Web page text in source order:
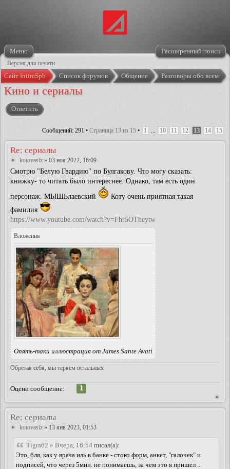
Меню Расширенный поиск
Версия для печати
Сайт IntimSpb Список форумов Общение Разговоры обо всем
Кино и сериалы
Ответить
Сообщений: 291 • Страница 13 из 15 • 1 ... 10 11 12 13 14 15
Re: сериалы
kotovasiz » 03 ноя 2022, 16:09
Смотрю "Белую Гвардию" по Булгакову. Что могу сказать:
книжку- то читать было интереснее. Однако, там есть один
персонаж. МЫШЬлаевский
Коту очень приятная такая
фамилия
https://www.youtube.com/watch?v=Fhr5OTheytw
Вложения
Опять-таки иллюстрация от James Sante Avati
Обретая себя, мы теряем остальных
Оцени сообщение:
1
Re: сериалы
kotovasiz » 13 янв 2023, 01:53
Tigra62 » Вчера, 16:54 писал(а):
Это, бля, как у врача иль в банке - стоко форм, анкет, "галочек" и
подписей, что через 5мин. не понимаешь, за чем это я пришел ...